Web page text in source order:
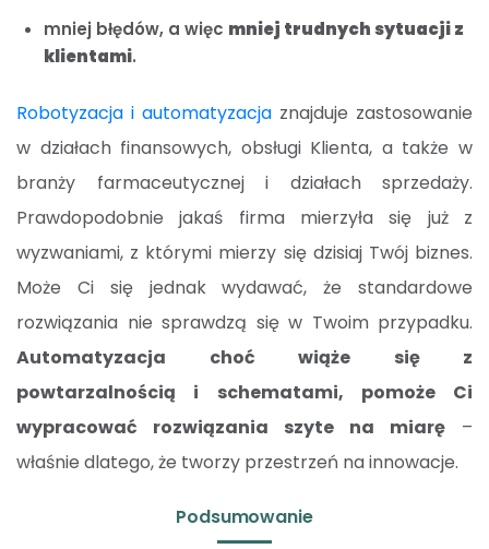
mniej błędów, a więc mniej trudnych sytuacji z
klientami.
Robotyzacja i automatyzacja znajduje zastosowanie
w działach finansowych, obsługi Klienta, a także w
branży farmaceutycznej i działach sprzedaży.
Prawdopodobnie jakaś firma mierzyła się już z
wyzwaniami, z którymi mierzy się dzisiaj Twój biznes.
Może Ci się jednak wydawać, że standardowe
rozwiązania nie sprawdzą się w Twoim przypadku.
Automatyzacja choć wiąże się z
powtarzalnością i schematami, pomoże Ci
wypracować rozwiązania szyte na miarę –
właśnie dlatego, że tworzy przestrzeń na innowacje.
Podsumowanie